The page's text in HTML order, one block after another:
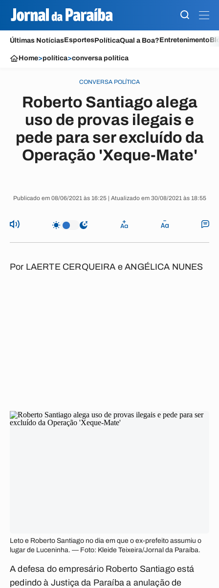
Últimas NotíciasEsportesPolíticaQual a Boa?Entretenimento
Home>política>conversa política
CONVERSA POLÍTICA
Roberto Santiago alega
uso de provas ilegais e
pede para ser excluído da
Operação 'Xeque-Mate'
Publicado em 08/06/2021 às 16:25 | Atualizado em 30/08/2021 às 18:55
Por LAERTE CERQUEIRA e ANGÉLICA NUNES
Leto e Roberto Santiago no dia em que o ex-prefeito assumiu o
lugar de Luceninha. — Foto: Kleide Teixeira/Jornal da Paraíba.
A defesa do empresário Roberto Santiago está
pedindo à Justiça da Paraíba a anulação de